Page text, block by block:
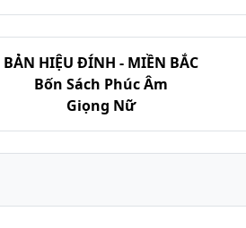
BẢN HIỆU ĐÍNH - MIỀN BẮC
Bốn Sách Phúc Âm
Giọng Nữ